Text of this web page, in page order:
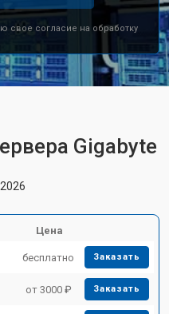
свое согласие на обработку
Gigabyte
Цена
бесплатно Заказать
от 3000 ₽ Заказать